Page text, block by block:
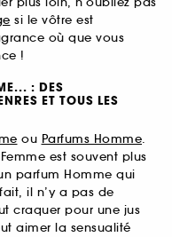
si le vôtre est
où que vous
!
: DES
ET TOUS LES
ou Parfums Homme.
est souvent plus
parfum Homme qui
il n’y a pas de
craquer pour une jus
aimer la sensualité